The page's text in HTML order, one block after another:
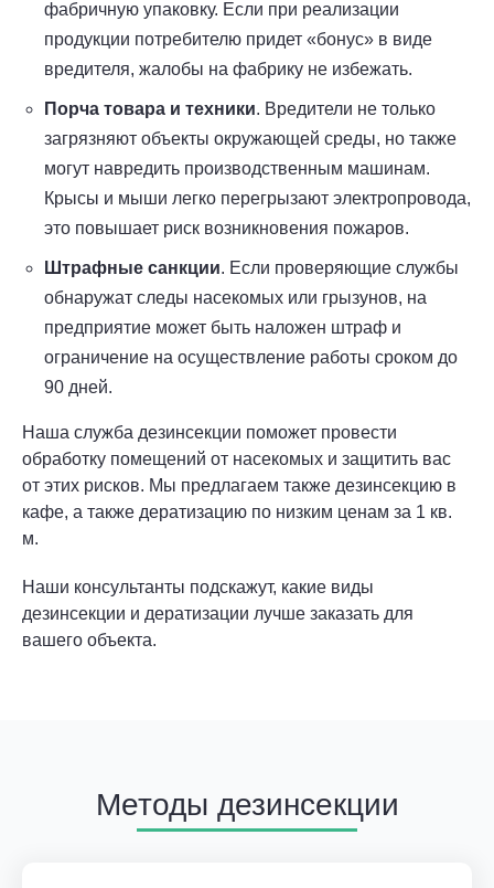
фабричную упаковку. Если при реализации
продукции потребителю придет «бонус» в виде
вредителя, жалобы на фабрику не избежать.
Порча товара и техники. Вредители не только
загрязняют объекты окружающей среды, но также
могут навредить производственным машинам.
Крысы и мыши легко перегрызают электропровода,
это повышает риск возникновения пожаров.
Штрафные санкции. Если проверяющие службы
обнаружат следы насекомых или грызунов, на
предприятие может быть наложен штраф и
ограничение на осуществление работы сроком до
90 дней.
Наша служба дезинсекции поможет провести
обработку помещений от насекомых и защитить вас
от этих рисков. Мы предлагаем также дезинсекцию в
кафе, а также дератизацию по низким ценам за 1 кв.
м.
Наши консультанты подскажут, какие виды
дезинсекции и дератизации лучше заказать для
вашего объекта.
Методы дезинсекции